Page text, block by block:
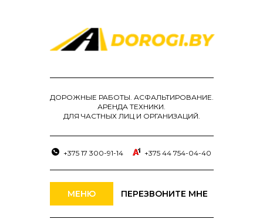
ДОРОЖНЫЕ РАБОТЫ. АСФАЛЬТИРОВАНИЕ.
АРЕНДА ТЕХНИКИ.
ДЛЯ ЧАСТНЫХ ЛИЦ И ОРГАНИЗАЦИЙ.
+375 17 300-91-14 +375 44 754-04-40
МЕНЮ ПЕРЕЗВОНИТЕ МНЕ